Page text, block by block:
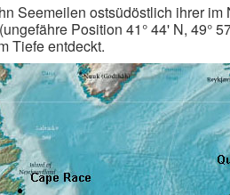
Seemeilen ostsüdöstlich ihrer im
Position 41° 44' N, 49°
Tiefe entdeckt.